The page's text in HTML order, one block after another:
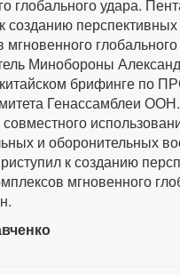
глобального удара.
созданию
мгновенного
Минобороны
брифинге по
Генассамблеи
и оборонительных
к созданию
мгновенного